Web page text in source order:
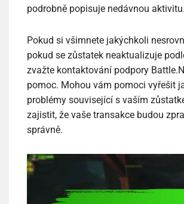
podrobně popisuje nedávnou aktivitu.
Pokud si všimnete jakýchkoli
pokud se zůstatek neaktualizuje
zvažte kontaktování podpory
pomoc. Mohou vám pomoci vyřešit
problémy související s vaším
zajistit, že vaše transakce budou
správně.